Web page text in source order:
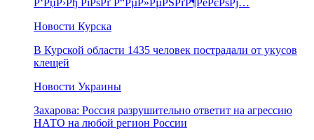
Р‘РџР›Рђ РїРѕРґ Р“РµР»РµРЅРґР¶РёРєРѕРј…
Новости Курска
В Курской области 1435 человек пострадали от укусов
клещей
Новости Украины
Захарова: Россия разрушительно ответит на агрессию
НАТО на любой регион России